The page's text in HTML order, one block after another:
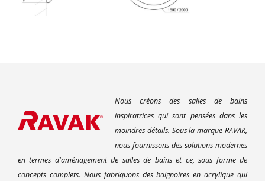
Nous créons des salles de bains
inspiratrices qui sont pensées dans les
moindres détails. Sous la marque RAVAK,
nous fournissons des solutions modernes
en termes d'aménagement de salles de bains et ce, sous forme de
concepts complets. Nous fabriquons des baignoires en acrylique qui